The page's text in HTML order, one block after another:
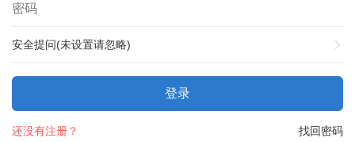
安全提问(未设置请忽略)
登录
找回密码
还没有注册？